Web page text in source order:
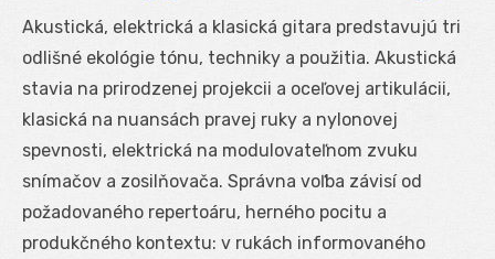
Akustická, elektrická a klasická gitara predstavujú tri
odlišné ekológie tónu, techniky a použitia. Akustická
stavia na prirodzenej projekcii a oceľovej artikulácii,
klasická na nuansách pravej ruky a nylonovej
spevnosti, elektrická na modulovateľnom zvuku
snímačov a zosilňovača. Správna voľba závisí od
požadovaného repertoáru, herného pocitu a
produkčného kontextu: v rukách informovaného